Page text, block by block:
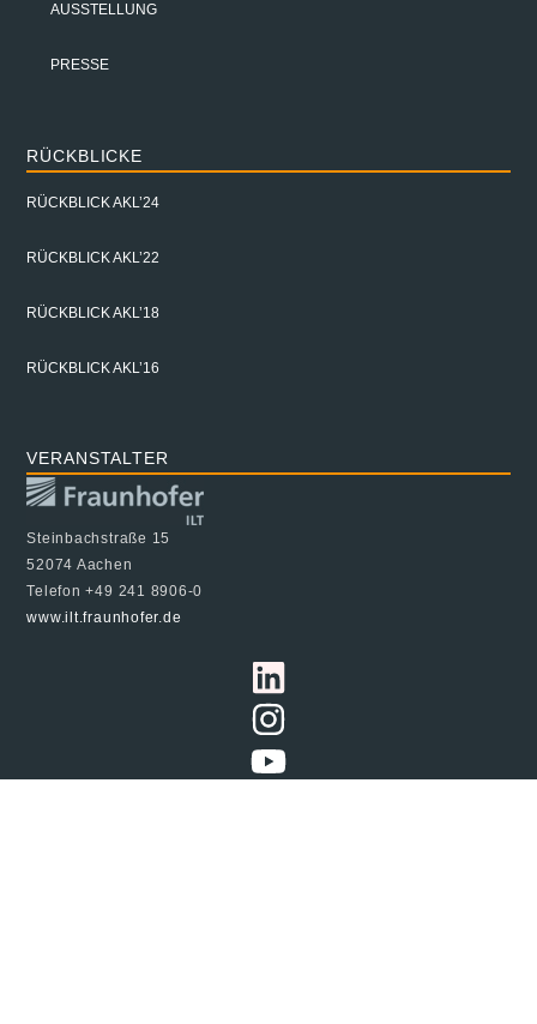
AUSSTELLUNG
PRESSE
RÜCKBLICKE
RÜCKBLICK AKL’24
RÜCKBLICK AKL’22
RÜCKBLICK AKL’18
RÜCKBLICK AKL’16
VERANSTALTER
Steinbachstraße 15
52074 Aachen
Telefon +49 241 8906-0
www.ilt.fraunhofer.de